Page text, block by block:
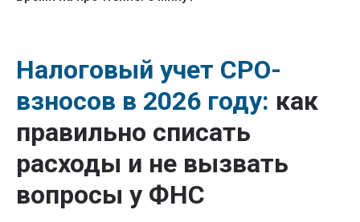
Налоговый учет СРО-
взносов в 2026 году: как
правильно списать
расходы и не вызвать
вопросы у ФНС